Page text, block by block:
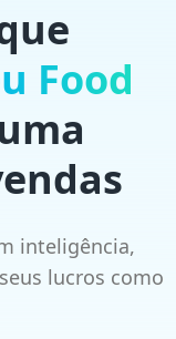
Food
inteligência,
lucros como